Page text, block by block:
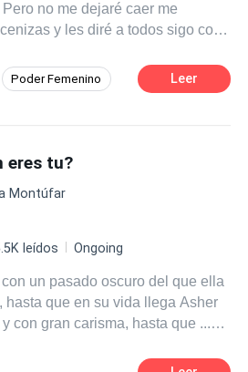
no me dejaré caer me
y les diré a todos sigo con
Poder Femenino Leer
eres tu?
Montúfar
leídos Ongoing
un pasado oscuro del que ella
hasta que en su vida llega Asher
con gran carisma, hasta que ...
habrá situaciones que la